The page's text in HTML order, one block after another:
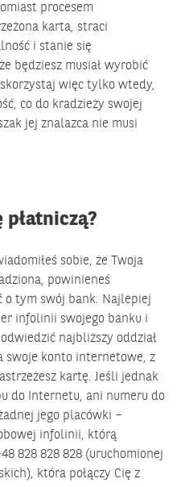
procesem
karta, straci
i stanie się
będziesz musiał wyrobić
więc tylko wtedy,
co do kradzieży swojej
jej znalazca nie musi
płatniczą?
sobie, że Twoja
powinieneś
o tym swój bank. Najlepiej
infolinii swojego banku i
najbliższy oddział
swoje konto internetowe, z
kartę. Jeśli jednak
do Internetu, ani numeru do
jego placówki –
infolinii, którą
828 828 828 (uruchomionej
która połączy Cię z